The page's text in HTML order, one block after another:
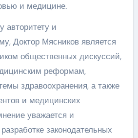
и медицине.
авторитету и
Доктор Мясников является
общественных дискуссий,
реформам,
здравоохранения, а также
и медицинских
уважается и
законодательных